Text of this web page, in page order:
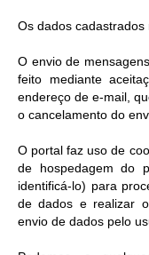
Os dados cadastrados
O envio de
feito mediante
endereço de e-mail,
o cancelamento do
O portal faz uso de
de hospedagem do
identificá-lo) para
de dados e realizar
envio de dados pelo